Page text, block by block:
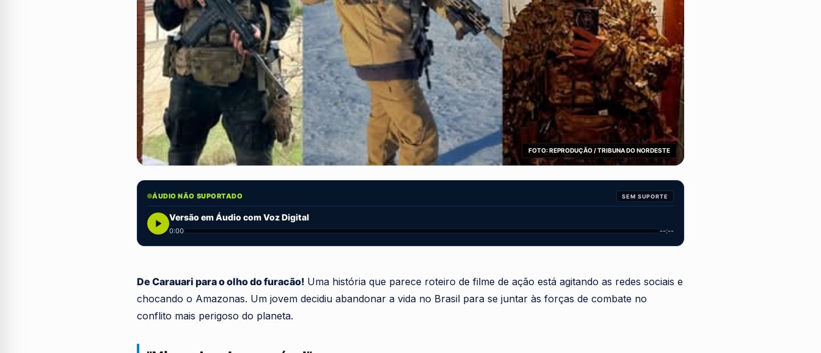
FOTO: REPRODUÇÃO / TRIBUNA DO NORDESTE
ÁUDIO NÃO SUPORTADO SEM SUPORTE
Versão em Áudio com Voz Digital
0:00 --:--
De Carauari para o olho do furacão! Uma história que parece roteiro de filme de ação está agitando as redes sociais e
chocando o Amazonas. Um jovem decidiu abandonar a vida no Brasil para se juntar às forças de combate no
conflito mais perigoso do planeta.